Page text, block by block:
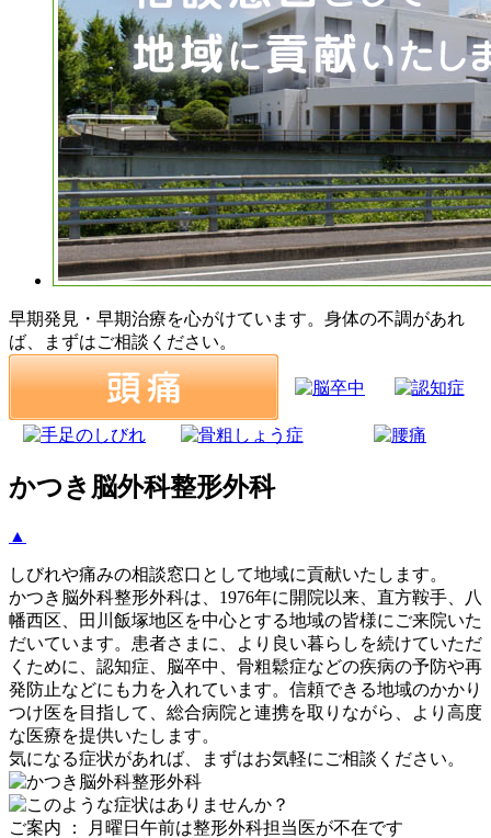
早期発見・早期治療を心がけています。身体の不調があれ
ば、まずはご相談 ください。
かつき脳外科整形外科
▲
しびれや痛みの相談窓口として地域に貢献いたします。
かつき脳外科整形外科は、1976年に開院以来、直方鞍手、八
幡西区、田川飯塚地区を中心とする地域の皆様にご来院いた
だいています。患者さまに、より良い暮らしを続けていただ
くために、認知症、脳卒中、骨粗鬆症などの疾病の予防や再
発防止などにも力を入れています。信頼できる地域のかかり
つけ医を目指して、総合病院と連携を取りながら、より高度
な医療を提供いたします。
気になる症状があれば、まずはお気軽にご相談ください。
ご案内 ： 月曜日午前は整形外科担当医が不在です